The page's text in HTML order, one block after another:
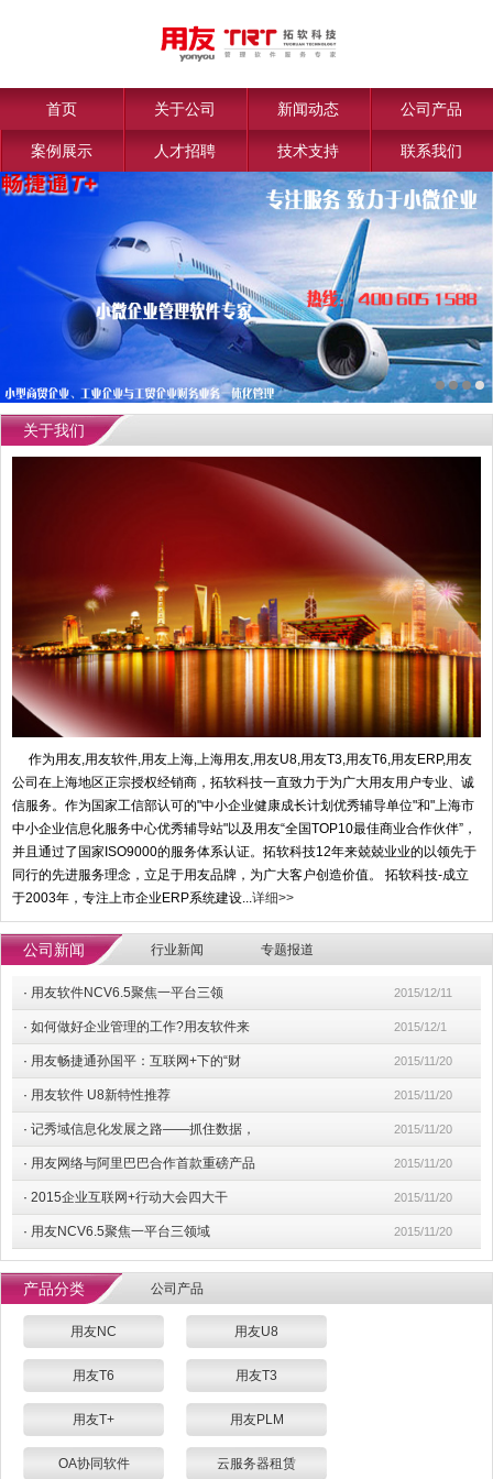
首页 关于公司 新闻动态 公司产品
案例展示 人才招聘 技术支持 联系我们
关于我们
作为用友,用友软件,用友上海,上海用友,用友U8,用友T3,用友T6,用友ERP,用友
公司在上海地区正宗授权经销商，拓软科技一直致力于为广大用友用户专业、诚
信服务。作为国家工信部认可的"中小企业健康成长计划优秀辅导单位"和"上海市
中小企业信息化服务中心优秀辅导站"以及用友“全国TOP10最佳商业合作伙伴”，
并且通过了国家ISO9000的服务体系认证。拓软科技12年来兢兢业业的以领先于
同行的先进服务理念，立足于用友品牌，为广大客户创造价值。 拓软科技-成立
于2003年，专注上市企业ERP系统建设...详细>>
公司新闻 行业新闻 专题报道
· 用友软件NCV6.5聚焦一平台三领 2015/12/11
· 如何做好企业管理的工作?用友软件来 2015/12/1
· 用友畅捷通孙国平：互联网+下的“财 2015/11/20
· 用友软件 U8新特性推荐 2015/11/20
· 记秀域信息化发展之路——抓住数据， 2015/11/20
· 用友网络与阿里巴巴合作首款重磅产品 2015/11/20
· 2015企业互联网+行动大会四大干 2015/11/20
· 用友NCV6.5聚焦一平台三领域 2015/11/20
产品分类 公司产品
用友NC 用友U8
用友T6 用友T3
用友T+ 用友PLM
OA协同软件 云服务器租赁